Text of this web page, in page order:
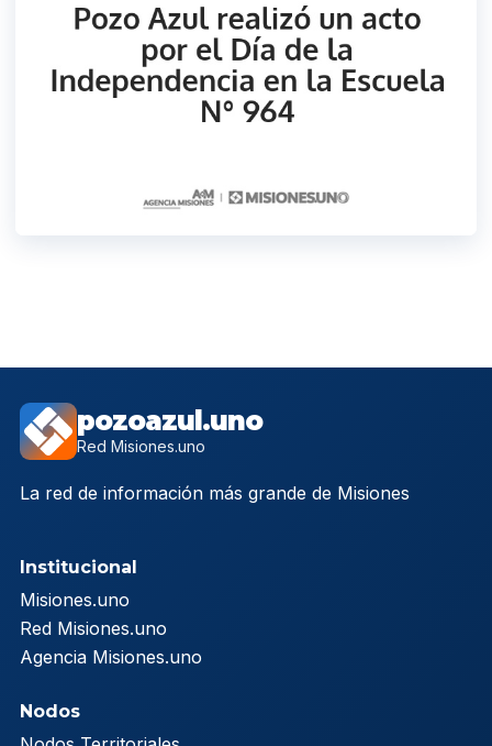
pozoazul.uno
Red Misiones.uno
La red de información más grande de Misiones
Institucional
Misiones.uno
Red Misiones.uno
Agencia Misiones.uno
Nodos